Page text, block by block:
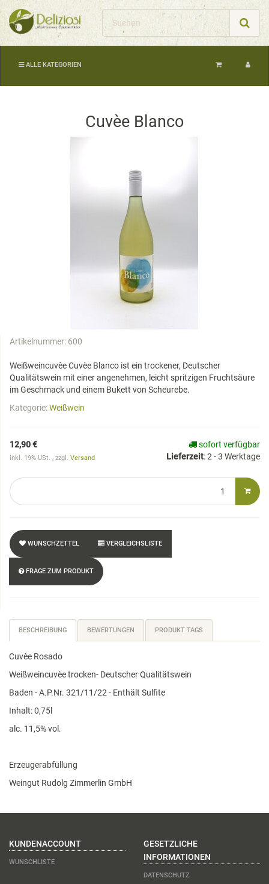
ALLE KATEGORIEN
Cuvèe Blanco
Artikelnummer: 600
Weißweincuvèe Cuvèe Blanco ist ein trockener, Deutscher
Qualitätswein mit einer angenehmen, leicht spritzigen Fruchtsäure
im Geschmack und einem Bukett von Scheurebe.
Kategorie:Weißwein
12,90 €
inkl. 19% USt. , zzgl. Versand
sofort verfügbar
Lieferzeit:2 - 3 Werktage
WUNSCHZETTEL VERGLEICHSLISTE
FRAGE ZUM PRODUKT
BESCHREIBUNG BEWERTUNGEN PRODUKT TAGS
Cuvèe Rosado
Weißweincuvèe trocken- Deutscher Qualitätswein
Baden - A.P.Nr. 321/11/22 - Enthält Sulfite
Inhalt: 0,75l
alc. 11,5% vol.
Erzeugerabfüllung
Weingut Rudolg Zimmerlin GmbH
KUNDENACCOUNT
WUNSCHLISTE
GESETZLICHE
INFORMATIONEN
DATENSCHUTZ